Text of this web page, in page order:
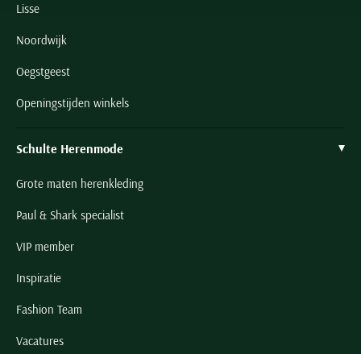
Lisse
Noordwijk
Oegstgeest
Openingstijden winkels
Schulte Herenmode
Grote maten herenkleding
Paul & Shark specialist
VIP member
Inspiratie
Fashion Team
Vacatures